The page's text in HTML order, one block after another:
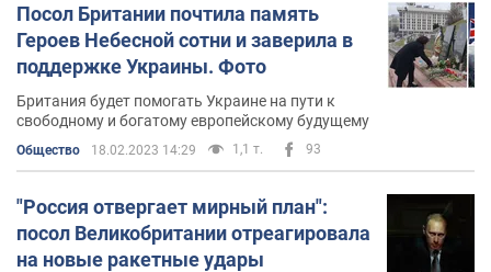
Посол Британии почтила память
Героев Небесной сотни и заверила в
поддержке Украины. Фото
Британия будет помогать Украине на пути к
свободному и богатому европейскому будущему
Общество 18.02.2023 14:29 1,1 т. 93
"Россия отвергает мирный план":
посол Великобритании отреагировала
на новые ракетные удары